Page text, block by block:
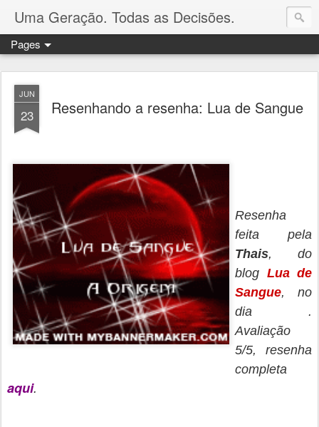
Uma Geração. Todas as Decisões.
Pages
JUN
23 Resenhando a resenha: Lua de Sangue
Resenha
feita pela
Thais, do
blog Lua de
Sangue, no
dia .
Avaliação
5/5, resenha
completa
aqui.